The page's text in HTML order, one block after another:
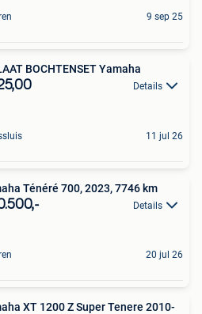
9 sep 25
BOCHTENSET Yamaha
Details
11 jul 26
Ténéré 700, 2023, 7746 km
Details
20 jul 26
XT 1200 Z Super Tenere 2010-